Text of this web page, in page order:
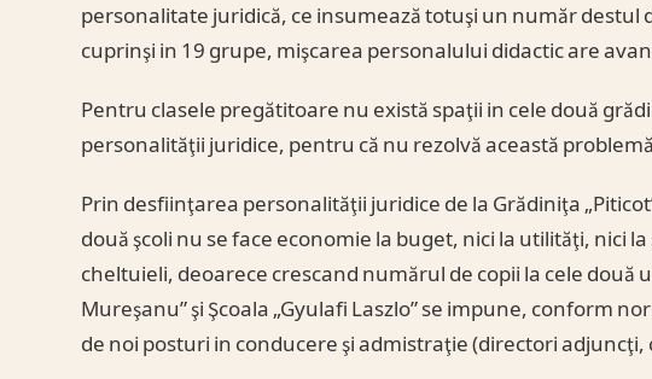
personalitate juridică, ce insumează totuşi un număr destul
cuprinşi in 19 grupe, mişcarea personalului didactic are
Pentru clasele pregătitoare nu există spaţii in cele două
personalităţii juridice, pentru că nu rezolvă această
Prin desfiinţarea personalităţii juridice de la Grădiniţa
două şcoli nu se face economie la buget, nici la utilităţi, nici
cheltuieli, deoarece crescand numărul de copii la cele două
Mureşanu” şi Şcoala „Gyulafi Laszlo” se impune, conform
de noi posturi in conducere şi admistraţie (directori